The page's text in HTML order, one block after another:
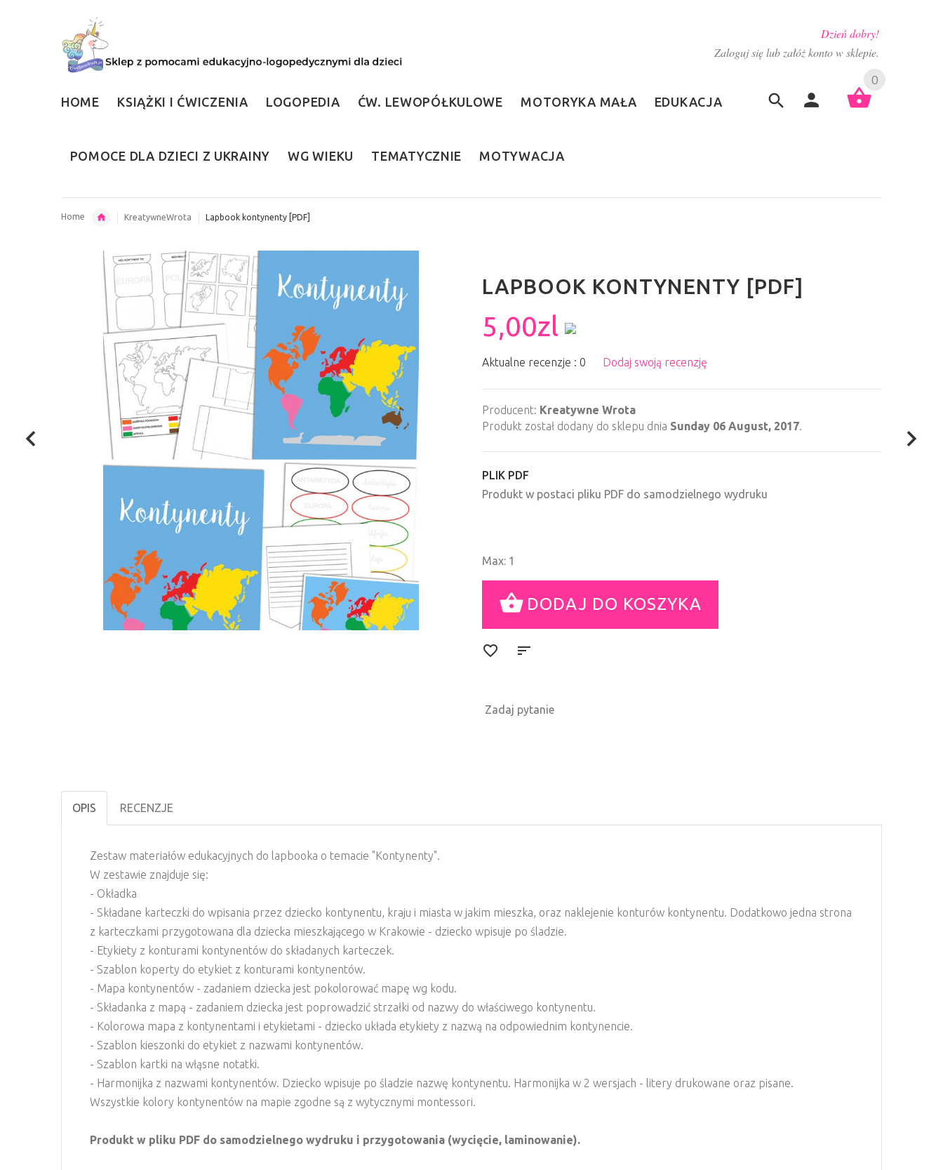
Dzień dobry!
Zaloguj się lub załóż konto w sklepie.
HOME KSIĄŻKI I ĆWICZENIA LOGOPEDIA ĆW. LEWOPÓŁKULOWE MOTORYKA MAŁA EDUKACJA
POMOCE DLA DZIECI Z UKRAINY WG WIEKU TEMATYCZNIE MOTYWACJA
0
Home KreatywneWrota Lapbook kontynenty [PDF]
LAPBOOK KONTYNENTY [PDF]
5,00zl
Aktualne recenzje : 0 Dodaj swoją recenzję
Producent: Kreatywne Wrota
Produkt został dodany do sklepu dnia Sunday 06 August, 2017
PLIK PDF
Produkt w postaci pliku PDF do samodzielnego wydruku
Max: 1
Zadaj pytanie
OPIS RECENZJE
Zestaw materiałów edukacyjnych do lapbooka o temacie "Kontynenty".
W zestawie znajduje się:
- Okładka
- Składane karteczki do wpisania przez dziecko kontynentu, kraju i miasta w jakim mieszka, oraz naklejenie konturów kontynentu. Dodatkowo jedna strona
z karteczkami przygotowana dla dziecka mieszkającego w Krakowie - dziecko wpisuje po śladzie.
- Etykiety z konturami kontynentów do składanych karteczek.
- Szablon koperty do etykiet z konturami kontynentów.
- Mapa kontynentów - zadaniem dziecka jest pokolorować mapę wg kodu.
- Składanka z mapą - zadaniem dziecka jest poprowadzić strzałki od nazwy do właściwego kontynentu.
- Kolorowa mapa z kontynentami i etykietami - dziecko układa etykiety z nazwą na odpowiednim kontynencie.
- Szablon kieszonki do etykiet z nazwami kontynentów.
- Szablon kartki na włąsne notatki.
- Harmonijka z nazwami kontynentów. Dziecko wpisuje po śladzie nazwę kontynentu. Harmonijka w 2 wersjach - litery drukowane oraz pisane.
Wszystkie kolory kontynentów na mapie zgodne są z wytycznymi montessori.
Produkt w pliku PDF do samodzielnego wydruku i przygotowania (wycięcie, laminowanie).